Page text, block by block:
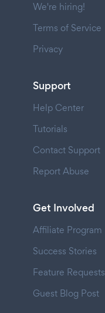
We're hiring!
Terms of Service
Privacy
Support
Help Center
Tutorials
Contact Support
Report Abuse
Get Involved
Affiliate Program
Success Stories
Feature Requests
Guest Blog Post